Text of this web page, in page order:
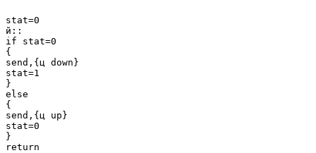
stat=0
й::
if stat=0
{
send,{ц down}
stat=1
}
else
{
send,{ц up}
stat=0
}